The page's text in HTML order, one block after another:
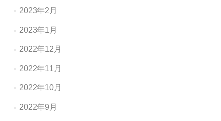
2023年2月
2023年1月
2022年12月
2022年11月
2022年10月
2022年9月